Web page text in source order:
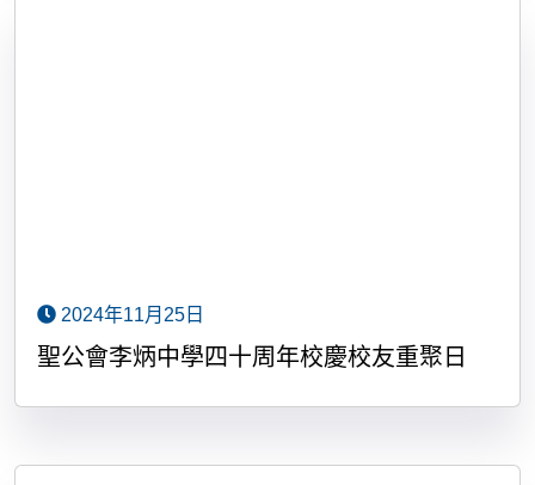
2024年11月25日
聖公會李炳中學四十周年校慶校友重聚日